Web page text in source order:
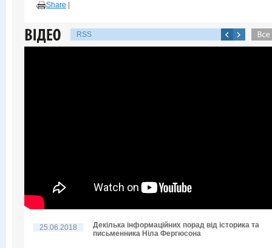
Share
RSS
25.06.2018
Декілька інформаційних порад від історика та
письменника Ніла Фергюсона